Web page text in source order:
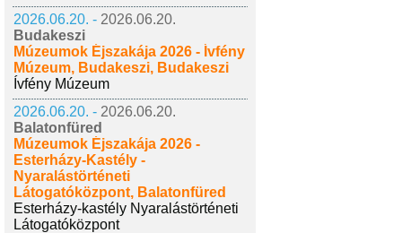
2026.06.20. - 2026.06.20.
Budakeszi
Múzeumok Éjszakája 2026 - Ívfény
Múzeum, Budakeszi, Budakeszi
Ívfény Múzeum
2026.06.20. - 2026.06.20.
Balatonfüred
Múzeumok Éjszakája 2026 -
Esterházy-Kastély -
Nyaralástörténeti
Látogatóközpont, Balatonfüred
Esterházy-kastély Nyaralástörténeti
Látogatóközpont